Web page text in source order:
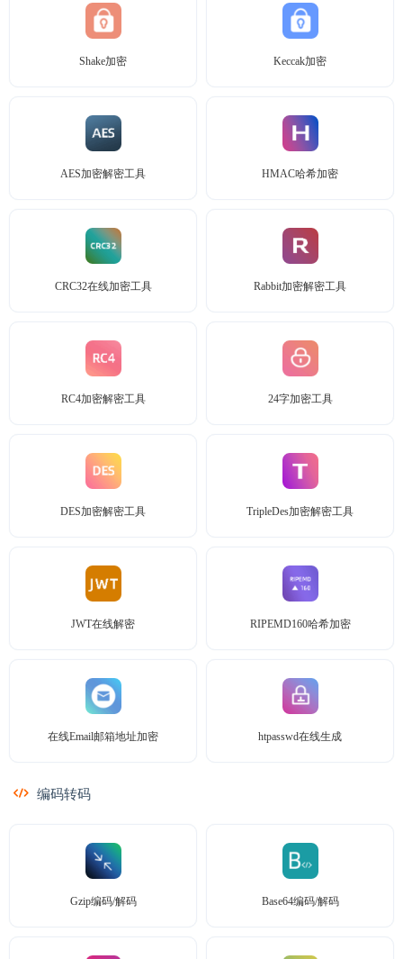
Shake加密 Keccak加密
AES加密解密工具 HMAC哈希加密
CRC32在线加密工具 Rabbit加密解密工具
RC4加密解密工具 24字加密工具
DES加密解密工具 TripleDes加密解密工具
JWT在线解密 RIPEMD160哈希加密
在线Email邮箱地址加密 htpasswd在线生成
编码转码
Gzip编码/解码 Base64编码/解码